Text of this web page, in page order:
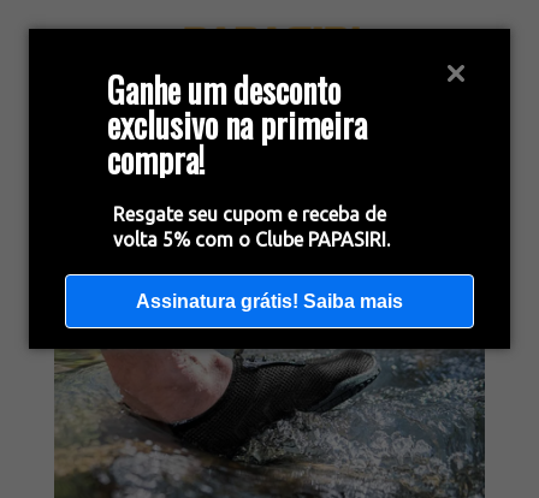
Ganhe um desconto
exclusivo na primeira
compra!
Resgate seu cupom e receba de
volta 5% com o Clube PAPASIRI.
Assinatura grátis! Saiba mais